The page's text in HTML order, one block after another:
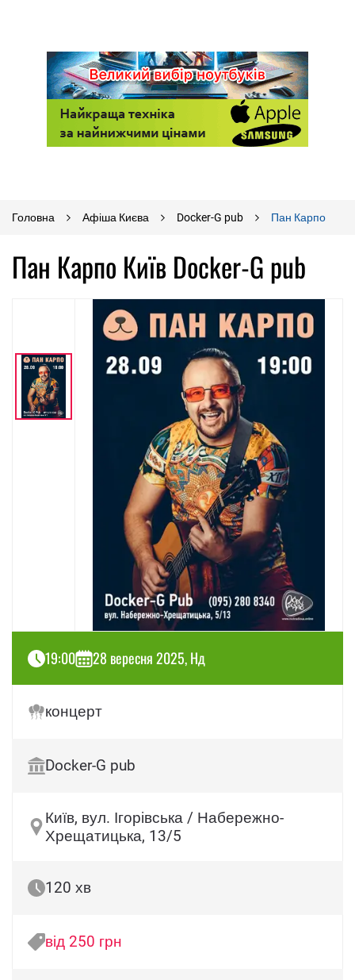
Головна Афіша Києва Docker-G pub Пан Карпо
Пан Карпо Київ Docker-G pub
19:00 28 вересня 2025, Нд
концерт
Docker-G pub
Київ, вул. Ігорівська / Набережно-
Хрещатицька, 13/5
120 хв
від 250 грн